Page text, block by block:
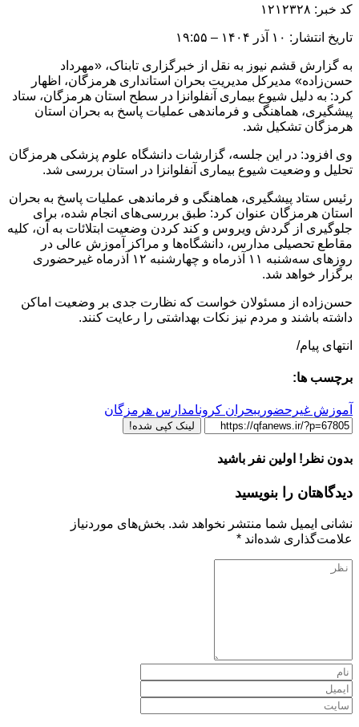
کد خبر: ۱۲۱۲۳۲۸
تاریخ انتشار: ۱۰ آذر ۱۴۰۴ – ۱۹:۵۵
به گزارش قشم نیوز به نقل از خبرگزاری تابناک، «مهرداد
حسن‌زاده» مدیرکل مدیریت بحران استانداری هرمزگان، اظهار
کرد: به دلیل شیوع بیماری آنفلوانزا در سطح استان هرمزگان، ستاد
پیشگیری، هماهنگی و فرماندهی عملیات پاسخ به بحران استان
هرمزگان تشکیل شد.
وی افزود: در این جلسه، گزارشات دانشگاه علوم پزشکی هرمزگان
تحلیل و وضعیت شیوع بیماری آنفلوانزا در استان بررسی شد.
رئیس ستاد پیشگیری، هماهنگی و فرماندهی عملیات پاسخ به بحران
استان هرمزگان عنوان کرد: طبق بررسی‌های انجام شده، برای
جلوگیری از گردش ویروس و کند کردن وضعیت ابتلائات به آن، کلیه
مقاطع تحصیلی مدارس، دانشگاه‌ها و مراکز آموزش عالی در
روزهای سه‌شنبه ۱۱ آذرماه و چهارشنبه ۱۲ آذرماه غیرحضوری
برگزار خواهد شد.
حسن‌زاده از مسئولان خواست که نظارت جدی بر وضعیت اماکن
داشته باشند و مردم نیز نکات بهداشتی را رعایت کنند.
انتهای پیام/
برچسب ها:
آموزش غیرحضوریبحران کرونامدارس هرمزگان
لینک کپی شده!
بدون نظر! اولین نفر باشید
دیدگاهتان را بنویسید
نشانی ایمیل شما منتشر نخواهد شد. بخش‌های موردنیاز
علامت‌گذاری شده‌اند *